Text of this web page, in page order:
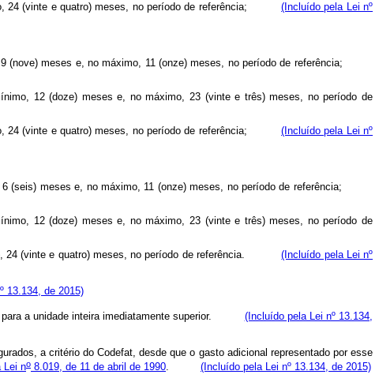
24 (vinte e quatro) meses, no período de referência;(Incluído pela Lei nº
9 (nove) meses e, no máximo, 11 (onze) meses, no período de referência;
12 (doze) meses e, no máximo, 23 (vinte e três) meses, no período de
24 (vinte e quatro) meses, no período de referência;(Incluído pela Lei nº
6 (seis) meses e, no máximo, 11 (onze) meses, no período de referência;
12 (doze) meses e, no máximo, 23 (vinte e três) meses, no período de
24 (vinte e quatro) meses, no período de referência.(Incluído pela Lei nº
13.134, de 2015)
para a unidade inteira imediatamente superior. (Incluído pela Lei nº 13.134,
a critério do Codefat, desde que o gasto adicional representado por esse
Lei no 8.019, de 11 de abril de 1990. (Incluído pela Lei nº 13.134, de 2015)